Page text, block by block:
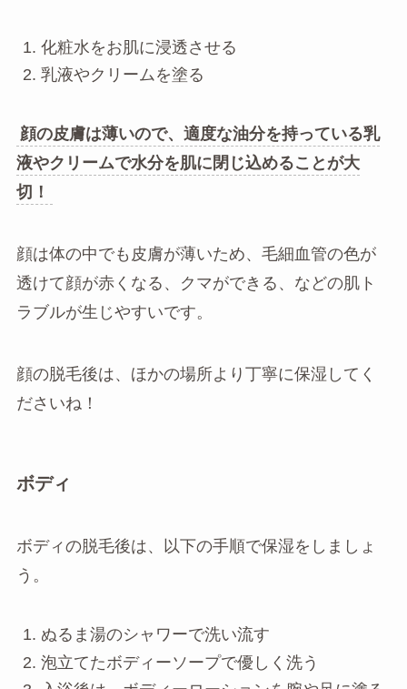
化粧水をお肌に浸透させる
乳液やクリームを塗る
顔の皮膚は薄いので、適度な油分を持っている乳
液やクリームで水分を肌に閉じ込めることが大
切！
顔は体の中でも皮膚が薄いため、毛細血管の色が
透けて顔が赤くなる、クマができる、などの肌ト
ラブルが生じやすいです。
顔の脱毛後は、ほかの場所より丁寧に保湿してく
ださいね！
ボディ
ボディの脱毛後は、以下の手順で保湿をしましょ
う。
ぬるま湯のシャワーで洗い流す
泡立てたボディーソープで優しく洗う